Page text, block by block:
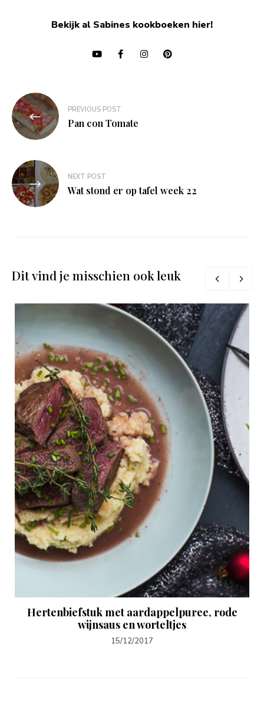
Bekijk al Sabines kookboeken hier!
Bericht
navigatie
PREVIOUS POST
Pan con Tomate
NEXT POST
Wat stond er op tafel week 22
Dit vind je misschien ook leuk
Hertenbiefstuk met aardappelpuree, rode
wijnsaus en worteltjes
15/12/2017